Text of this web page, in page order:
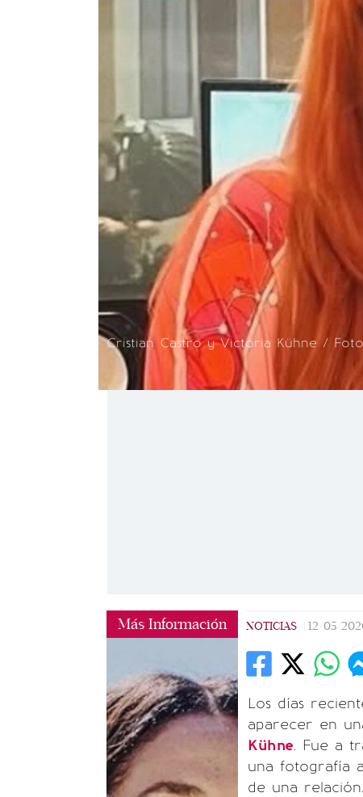
Cristian Castro y Victoria Kühne /
Más Información NOTICIAS 12/05/
Los días
aparecer en
Kühne. Fue a
una fotografía
de una relación.